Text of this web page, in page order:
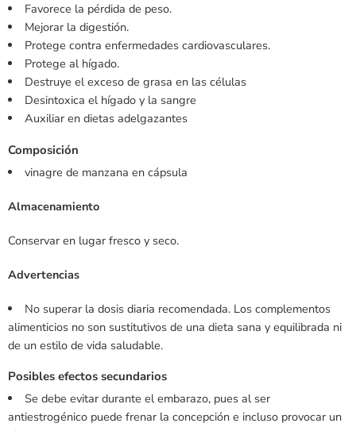
Favorece la pérdida de peso.
Mejorar la digestión.
Protege contra enfermedades cardiovasculares.
Protege al hígado.
Destruye el exceso de grasa en las células
Desintoxica el hígado y la sangre
Auxiliar en dietas adelgazantes
Composición
vinagre de manzana en cápsula
Almacenamiento
Conservar en lugar fresco y seco.
Advertencias
No superar la dosis diaria recomendada. Los complementos
alimenticios no son sustitutivos de una dieta sana y equilibrada ni
de un estilo de vida saludable.
Posibles efectos secundarios
Se debe evitar durante el embarazo, pues al ser
antiestrogénico puede frenar la concepción e incluso provocar un